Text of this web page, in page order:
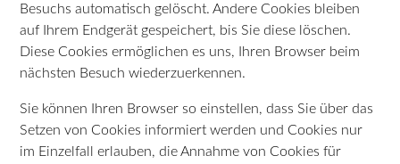
Besuchs automatisch gelöscht. Andere Cookies bleiben
auf Ihrem Endgerät gespeichert, bis Sie diese löschen.
Diese Cookies ermöglichen es uns, Ihren Browser beim
nächsten Besuch wiederzuerkennen.
Sie können Ihren Browser so einstellen, dass Sie über das
Setzen von Cookies informiert werden und Cookies nur
im Einzelfall erlauben, die Annahme von Cookies für